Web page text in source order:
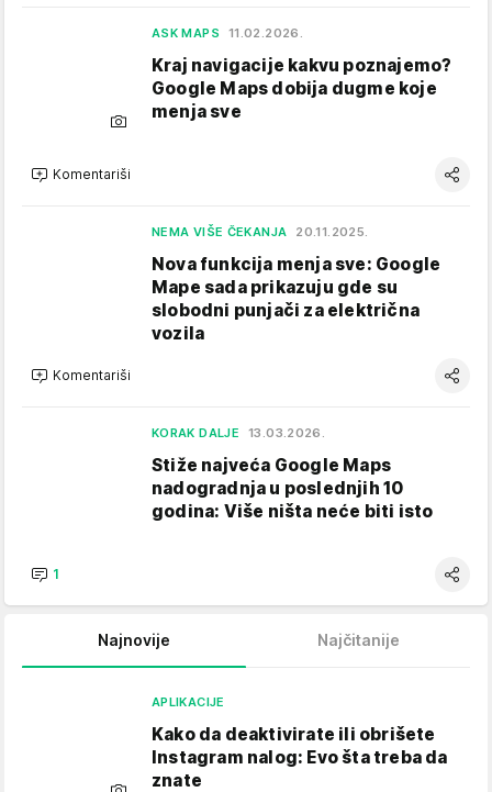
ASK MAPS 11.02.2026.
Kraj navigacije kakvu poznajemo?
Google Maps dobija dugme koje
menja sve
Komentariši
NEMA VIŠE ČEKANJA 20.11.2025.
Nova funkcija menja sve: Google
Mape sada prikazuju gde su
slobodni punjači za električna
vozila
Komentariši
KORAK DALJE 13.03.2026.
Stiže najveća Google Maps
nadogradnja u poslednjih 10
godina: Više ništa neće biti isto
1
Najnovije Najčitanije
APLIKACIJE
Kako da deaktivirate ili obrišete
Instagram nalog: Evo šta treba da
znate